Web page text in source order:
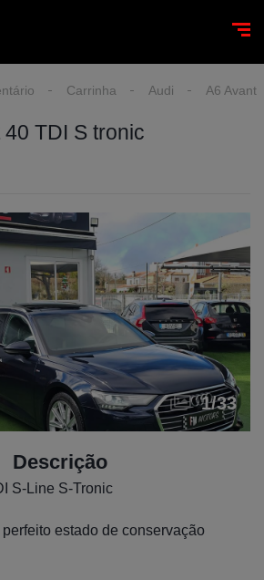
Carrinha Audi A6 Avant
TDI S tronic
1/33
Descrição
S-Line S-Tronic
estado de conservação